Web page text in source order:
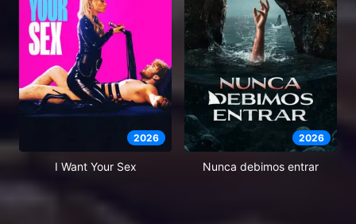
2026
I Want Your Sex
2026
Nunca debimos entrar